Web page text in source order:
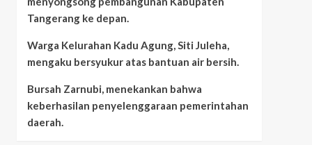
Tangerang ke depan.
Warga Kelurahan Kadu Agung, Siti Juleha,
mengaku bersyukur atas bantuan air bersih.
Bursah Zarnubi, menekankan bahwa
keberhasilan penyelenggaraan pemerintahan
daerah.